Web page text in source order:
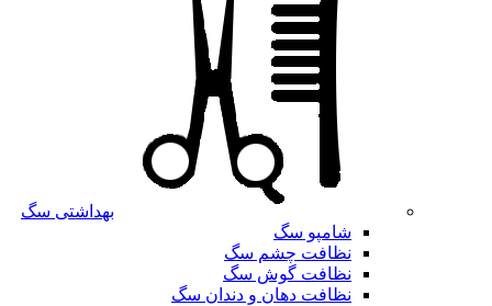
بهداشتی سگ
شامپو سگ
نظافت چشم سگ
نظافت گوش سگ
نظافت دهان و دندان سگ